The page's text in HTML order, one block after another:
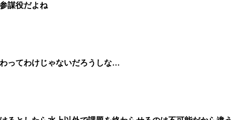
謀役だよね
ってわけじゃないだろうしな…